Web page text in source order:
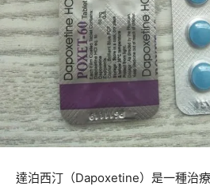
達泊西汀（Dapoxetine）是一種治療